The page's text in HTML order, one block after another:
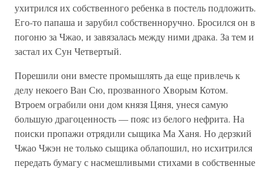
ухитрился их собственного ребенка в постель подложить.
Его-то папаша и зарубил собственноручно. Бросился он в
погоню за Чжао, и завязалась между ними драка. За тем и
застал их Сун Чет­вертый.
Порешили они вместе промышлять да еще привлечь к
делу некое­го Ван Сю, прозванного Хворым Котом.
Втроем ограбили они дом князя Цяня, унеся самую
большую драгоценность — пояс из белого нефрита. На
поиски пропажи отрядили сыщика Ма Ханя. Но дерз­кий
Чжао Чжэн не только сыщика облапошил, но исхитрился
пере­дать бумагу с насмешливыми стихами в собственные